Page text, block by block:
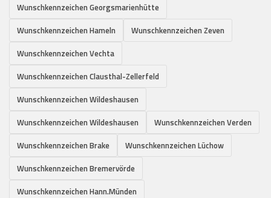
Wunschkennzeichen Georgsmarienhütte
Wunschkennzeichen Hameln
Wunschkennzeichen Zeven
Wunschkennzeichen Vechta
Wunschkennzeichen Clausthal-Zellerfeld
Wunschkennzeichen Wildeshausen
Wunschkennzeichen Wildeshausen
Wunschkennzeichen Verden
Wunschkennzeichen Brake
Wunschkennzeichen Lüchow
Wunschkennzeichen Bremervörde
Wunschkennzeichen Hann.Münden